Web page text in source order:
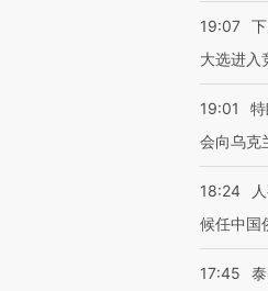
19:07
大选进入
19:01
会向乌克
18:24
候任中国
17:45